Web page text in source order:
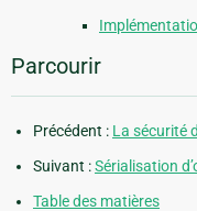
Parcourir
Précédent : La sécurité
Suivant :Sérialisation
Table des matières